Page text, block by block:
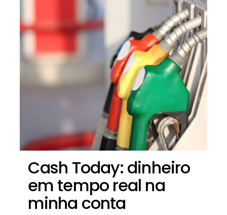
Cash Today: dinheiro
em tempo real na
minha conta